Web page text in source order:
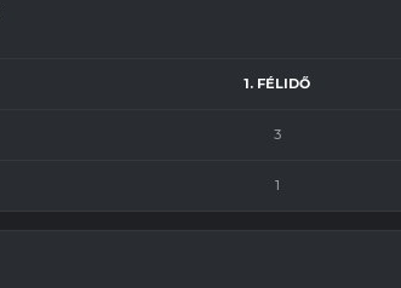
1. FÉLIDŐ
3
1